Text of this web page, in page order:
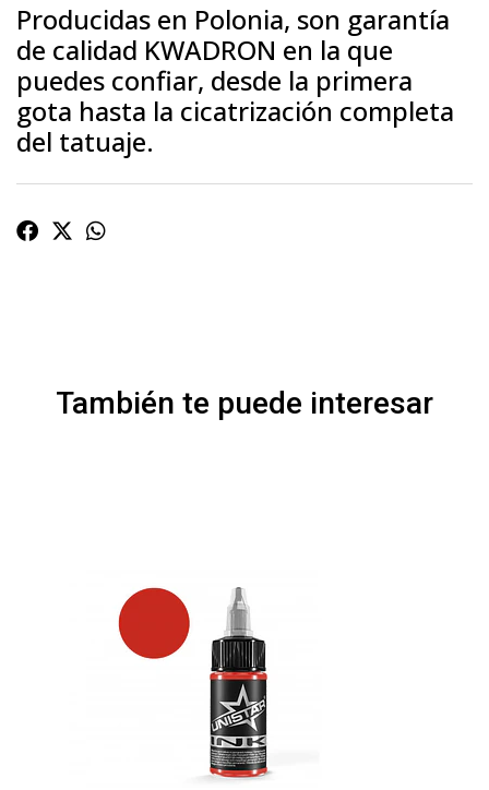
Producidas en Polonia, son garantía
de calidad KWADRON en la que
puedes confiar, desde la primera
gota hasta la cicatrización completa
del tatuaje.
También te puede interesar